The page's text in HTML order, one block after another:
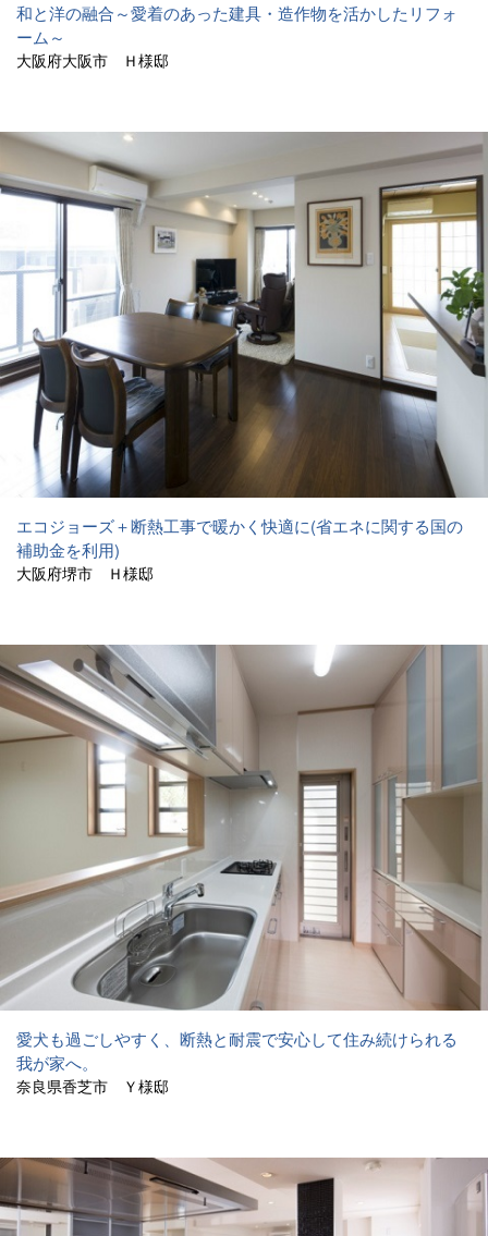
和と洋の融合～愛着のあった建具・造作物を活かしたリフォ
ーム～
大阪府大阪市 Ｈ様邸
エコジョーズ＋断熱工事で暖かく快適に(省エネに関する国の
補助金を利用)
大阪府堺市 Ｈ様邸
愛犬も過ごしやすく、断熱と耐震で安心して住み続けられる
我が家へ。
奈良県香芝市 Ｙ様邸